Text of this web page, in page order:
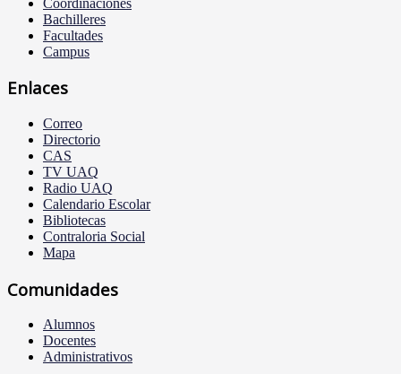
Bachilleres
Facultades
Campus
Enlaces
Correo
Directorio
CAS
TV UAQ
Radio UAQ
Calendario Escolar
Bibliotecas
Contraloria Social
Mapa
Comunidades
Alumnos
Docentes
Administrativos